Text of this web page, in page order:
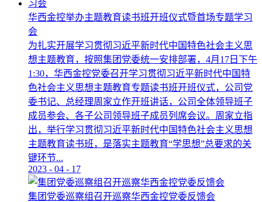
华西金控举办主题教育读书班开班仪式暨首场专题学习
会
为扎实开展学习贯彻习近平新时代中国特色社会主义思
想主题教育，按照集团党委统一安排部署，4月17日下午
1:30，华西金控党委召开学习贯彻习近平新时代中国特
色社会主义思想主题教育专题读书班开班仪式，公司党
委书记、总经理周家立作开班讲话，公司全体领导班子
成员参会、各子公司领导班子成员列席会议。周家立指
出，举行学习贯彻习近平新时代中国特色社会主义思想
主题教育读书班，是落实主题教育“学思想”总要求的关
键环节...
2023 - 04 - 17
集团党委巡察组召开巡察华西金控党委反馈会